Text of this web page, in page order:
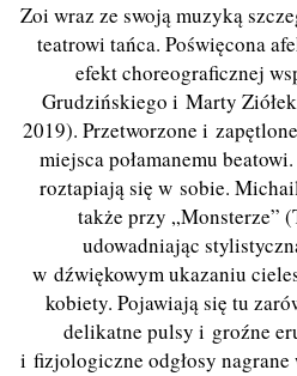
Zoi wraz ze swoją muzyką
teatrowi tańca. Poświęcona
efekt choreograficznej
Grudzińskiego i Marty
2019). Przetworzone i
miejsca połamanemu
roztapiają się w sobie.
także przy „Monsterze”
udowadniając
w dźwiękowym ukazaniu
kobiety. Pojawiają się tu
delikatne pulsy i groźne
i fizjologiczne odgłosy